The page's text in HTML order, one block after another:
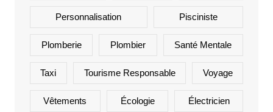
Personnalisation Pisciniste
Plomberie Plombier Santé Mentale
Taxi Tourisme Responsable Voyage
Vêtements Écologie Électricien